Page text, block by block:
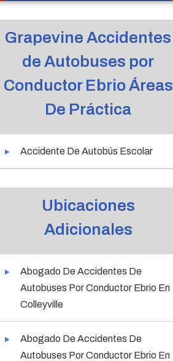
Grapevine Accidentes
de Autobuses por
Conductor Ebrio Áreas
De Práctica
Accidente De Autobús Escolar
Ubicaciones
Adicionales
Abogado De Accidentes De
Autobuses Por Conductor Ebrio En
Colleyville
Abogado De Accidentes De
Autobuses Por Conductor Ebrio En